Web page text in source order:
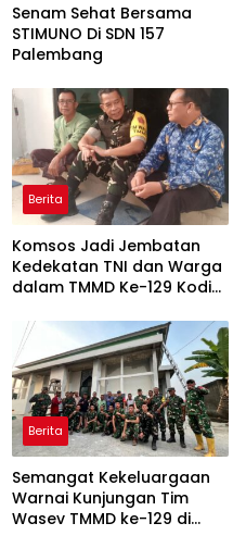
Senam Sehat Bersama
STIMUNO Di SDN 157
Palembang
Berita
Komsos Jadi Jembatan
Kedekatan TNI dan Warga
dalam TMMD Ke-129 Kodim
Berita
Semangat Kekeluargaan
Warnai Kunjungan Tim
Wasev TMMD ke-129 di